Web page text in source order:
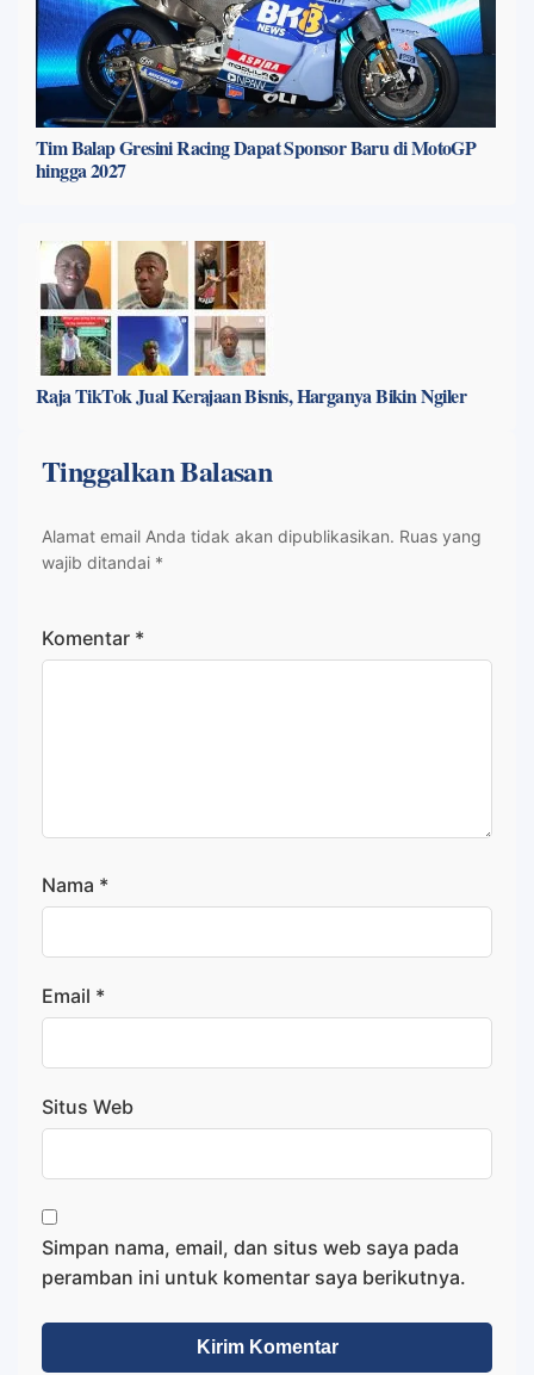
Tim Balap Gresini Racing Dapat Sponsor Baru di MotoGP
hingga 2027
Raja TikTok Jual Kerajaan Bisnis, Harganya Bikin Ngiler
Tinggalkan Balasan
Alamat email Anda tidak akan dipublikasikan. Ruas yang
wajib ditandai *
Komentar *
Nama *
Email *
Situs Web
Simpan nama, email, dan situs web saya pada
peramban ini untuk komentar saya berikutnya.